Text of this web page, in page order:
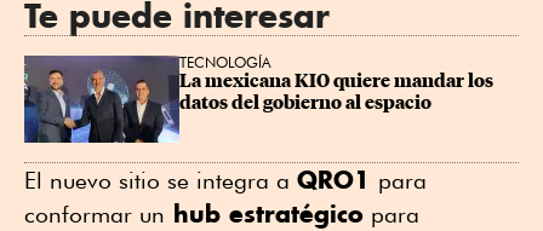
Te puede interesar
TECNOLOGÍA
La mexicana KIO quiere mandar los
datos del gobierno al espacio
El nuevo sitio se integra a QRO1 para
conformar un hub estratégico para